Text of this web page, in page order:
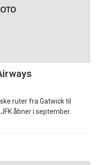
ruter fra Gatwick til
åbner i september.